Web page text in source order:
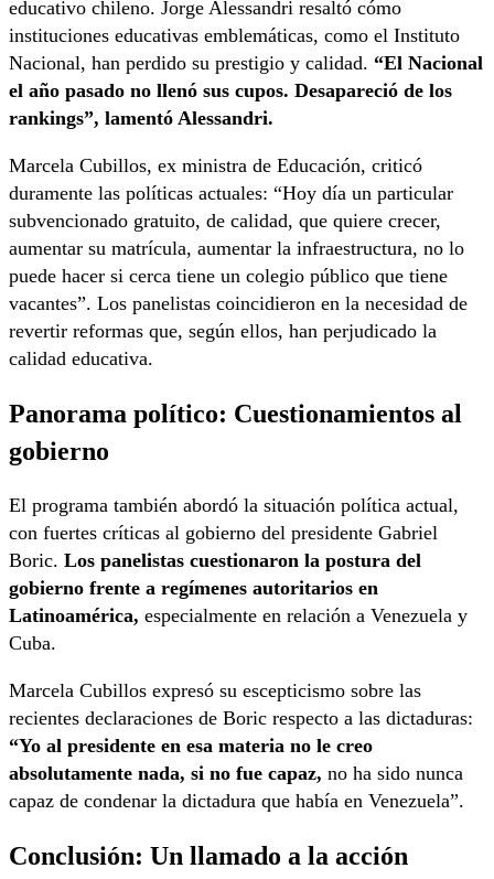
educativo chileno. Jorge Alessandri resaltó cómo
instituciones educativas emblemáticas, como el Instituto
Nacional, han perdido su prestigio y calidad. “El Nacional
el año pasado no llenó sus cupos. Desapareció de los
rankings”, lamentó Alessandri.
Marcela Cubillos, ex ministra de Educación, criticó
duramente las políticas actuales: “Hoy día un particular
subvencionado gratuito, de calidad, que quiere crecer,
aumentar su matrícula, aumentar la infraestructura, no lo
puede hacer si cerca tiene un colegio público que tiene
vacantes”. Los panelistas coincidieron en la necesidad de
revertir reformas que, según ellos, han perjudicado la
calidad educativa.
Panorama político: Cuestionamientos al
gobierno
El programa también abordó la situación política actual,
con fuertes críticas al gobierno del presidente Gabriel
Boric. Los panelistas cuestionaron la postura del
gobierno frente a regímenes autoritarios en
Latinoamérica, especialmente en relación a Venezuela y
Cuba.
Marcela Cubillos expresó su escepticismo sobre las
recientes declaraciones de Boric respecto a las dictaduras:
“Yo al presidente en esa materia no le creo
absolutamente nada, si no fue capaz, no ha sido nunca
capaz de condenar la dictadura que había en Venezuela”.
Conclusión: Un llamado a la acción